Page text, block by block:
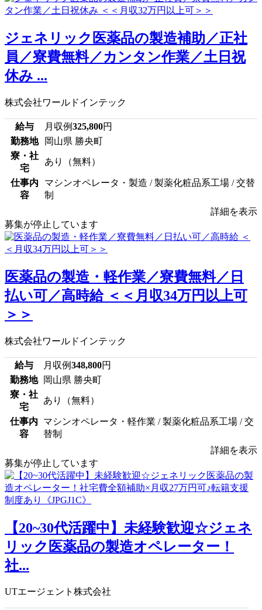
ジェネリック医薬品の製造補助／正社
員／寮費無料／カンタン作業／土日祝
休み ...
株式会社ワールドインテック
給与 月収例325,800円
勤務地
岡山県 勝央町
寮・社
宅
あり（無料）
仕事内
容
マシンオペレータ・製造 / 製薬化粧品系工場 / 交替
制
詳細を表示
募集が停止しています
医薬品の製造・軽作業／寮費無料／日
払い可／高時給 ＜＜月収34万円以上可
＞＞
株式会社ワールドインテック
給与 月収例348,800円
勤務地
岡山県 勝央町
寮・社
宅
あり（無料）
仕事内
容
マシンオペレータ・軽作業 / 製薬化粧品系工場 / 交
替制
詳細を表示
募集が停止しています
【20~30代活躍中】未経験歓迎☆ジェネ
リック医薬品の製造オペレーター！
社...
UTエージェント株式会社